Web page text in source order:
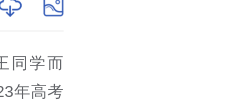
同学而
年高考